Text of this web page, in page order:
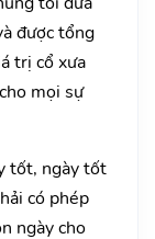
được tổng
trị cổ xưa
mọi sự
tốt, ngày tốt
có phép
ngày cho